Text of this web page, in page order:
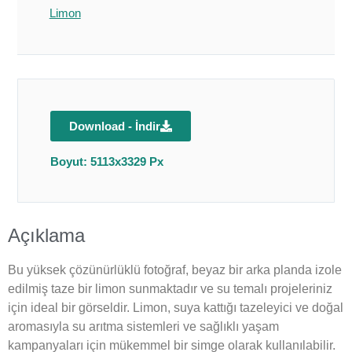
Limon
Download - İndir
Boyut: 5113x3329 Px
Açıklama
Bu yüksek çözünürlüklü fotoğraf, beyaz bir arka planda izole
edilmiş taze bir limon sunmaktadır ve su temalı projeleriniz
için ideal bir görseldir. Limon, suya kattığı tazeleyici ve doğal
aromasıyla su arıtma sistemleri ve sağlıklı yaşam
kampanyaları için mükemmel bir simge olarak kullanılabilir.